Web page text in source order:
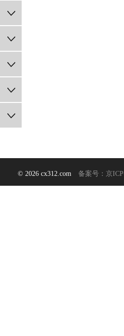
© 2026 cx312.com 备案号：京